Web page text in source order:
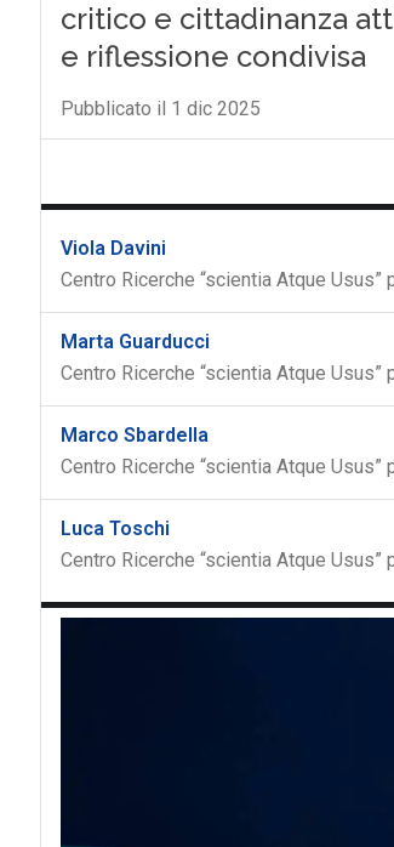
critico e cittadinanza
e riflessione condivisa
Pubblicato il 1 dic 2025
Viola Davini
Centro Ricerche “scientia Atque Usus”
Marta Guarducci
Centro Ricerche “scientia Atque Usus”
Marco Sbardella
Centro Ricerche “scientia Atque Usus”
Luca Toschi
Centro Ricerche “scientia Atque Usus”